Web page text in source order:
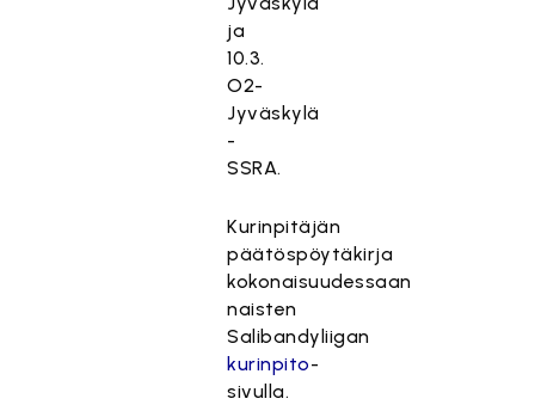
ja
10.3.
O2-
Jyväskylä
-
SSRA.
Kurinpitäjän
päätöspöytäkirja
kokonaisuudessaan
naisten
Salibandyliigan
kurinpito-
sivulla.